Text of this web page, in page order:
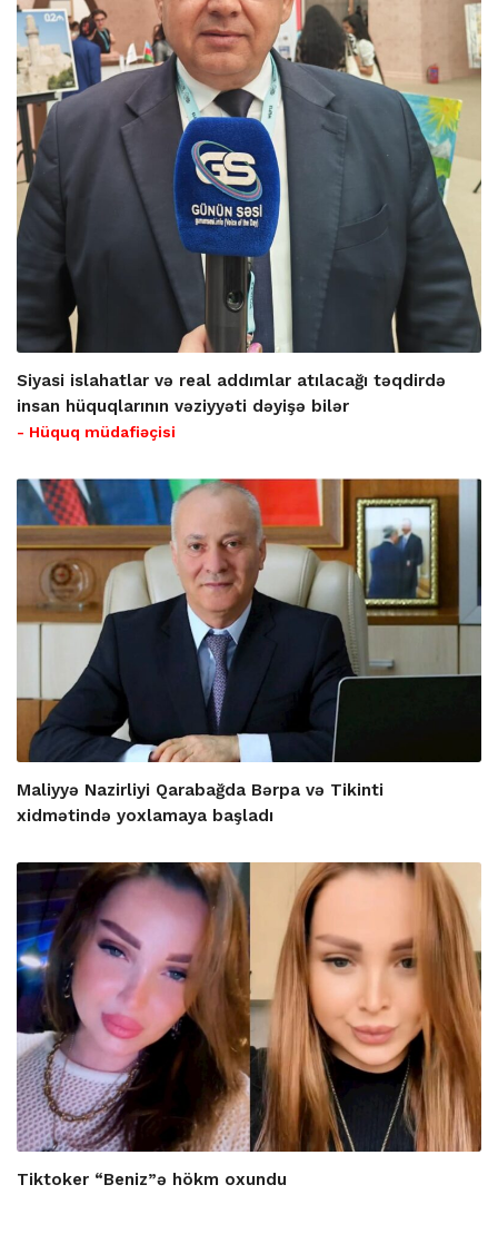
Siyasi islahatlar və real addımlar atılacağı təqdirdə
insan hüquqlarının vəziyyəti dəyişə bilər
- Hüquq müdafiəçisi
Maliyyə Nazirliyi Qarabağda Bərpa və Tikinti
xidmətində yoxlamaya başladı
Tiktoker “Beniz”ə hökm oxundu